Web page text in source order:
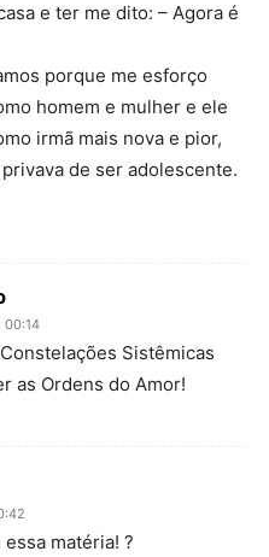
e ter me dito: – Agora é
porque me esforço
homem e mulher e ele
irmã mais nova e pior,
de ser adolescente.
00:14
Sistêmicas
as Ordens do Amor!
matéria! ?